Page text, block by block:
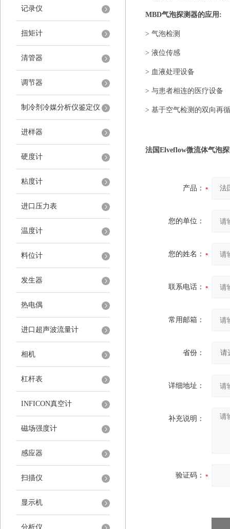
记录仪
扭矩计
清管器
调节器
制冷剂冷媒分析仪鉴定仪
进样器
硬度计
粘度计
进口压力表
温度计
料位计
发生器
热电偶
进口超声波流量计
相机
杠杆表
INFICON真空计
磁场强度计
感应器
扫描仪
显示机
分析仪
MBD气泡探测器的应用 :
> 气泡检测
> 液位传感
> 血液处理设备
> 与患者相连的医疗设备
> 基于空气检测的双向再
法国Elveflow微流体气泡
产品：
您的单位：
您的姓名：
联系电话：
常用邮箱：
省份：
详细地址：
补充说明：
验证码：